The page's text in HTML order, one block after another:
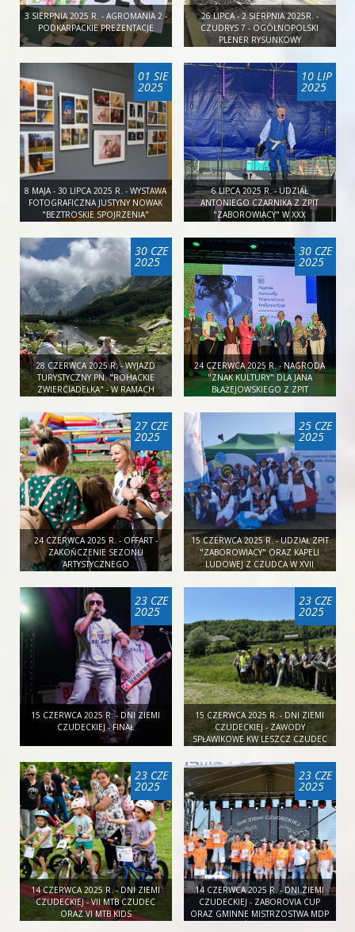
3 SIERPNIA 2025 R. - AGROMANIA 2 -
PODKARPACKIE PREZENTACJE
26 LIPCA - 2 SIERPNIA 2025R. -
CZUDRYS 7 - OGÓLNOPOLSKI
PLENER RYSUNKOWY
01 SIE
2025
8 MAJA - 30 LIPCA 2025 R. - WYSTAWA
FOTOGRAFICZNA JUSTYNY NOWAK
"BEZTROSKIE SPOJRZENIA"
10 LIP
2025
6 LIPCA 2025 R. - UDZIAŁ
ANTONIEGO CZARNIKA Z ZPIT
"ZABOROWIACY" W XXX
WIEJSKICH ZESPOŁÓW
ŚPIEWACZYCH
30 CZE
2025
28 CZERWCA 2025 R. - WYJAZD
TURYSTYCZNY PN. "ROHACKIE
ZWIERCIADEŁKA" - W RAMACH
30 CZE
2025
24 CZERWCA 2025 R. - NAGRODA
"ZNAK KULTURY" DLA JANA
BŁAŻEJOWSKIEGO Z ZPIT
27 CZE
2025
24 CZERWCA 2025 R. - OFFART -
ZAKOŃCZENIE SEZONU
ARTYSTYCZNEGO
25 CZE
2025
15 CZERWCA 2025 R. - UDZIAŁ ZPIT
"ZABOROWIACY" ORAZ KAPELI
LUDOWEJ Z CZUDCA W XVII
LUDOWYM ,,ROZTAŃCZONY
23 CZE
2025
15 CZERWCA 2025 R. - DNI ZIEMI
CZUDECKIEJ - FINAŁ
23 CZE
2025
15 CZERWCA 2025 R. - DNI ZIEMI
CZUDECKIEJ - ZAWODY
SPŁAWIKOWE KW LESZCZ CZUDEC
23 CZE
2025
14 CZERWCA 2025 R. - DNI ZIEMI
CZUDECKIEJ - VII MTB CZUDEC
ORAZ VI MTB KIDS
23 CZE
2025
14 CZERWCA 2025 R. - DNI ZIEMI
CZUDECKIEJ - ZABOROVIA CUP
ORAZ GMINNE MISTRZOSTWA MDP